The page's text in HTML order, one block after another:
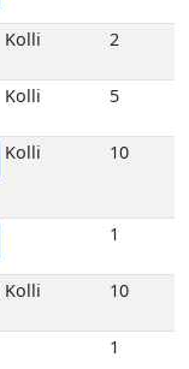
Kolli 10
1
Kolli 10
Kolli 10